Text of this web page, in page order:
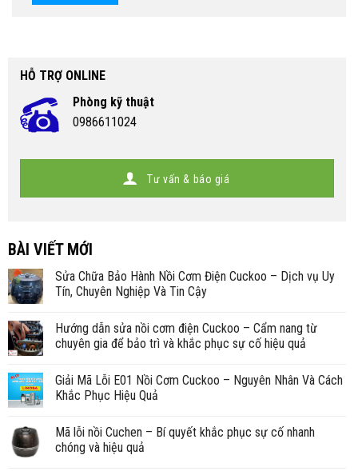
HỖ TRỢ ONLINE
Phòng kỹ thuật
0986611024
Tư vấn & báo giá
BÀI VIẾT MỚI
Sửa Chữa Bảo Hành Nồi Cơm Điện Cuckoo – Dịch vụ Uy
Tín, Chuyên Nghiệp Và Tin Cậy
Hướng dẫn sửa nồi cơm điện Cuckoo – Cẩm nang từ
chuyên gia để bảo trì và khắc phục sự cố hiệu quả
Giải Mã Lỗi E01 Nồi Cơm Cuckoo – Nguyên Nhân Và Cách
Khắc Phục Hiệu Quả
Mã lỗi nồi Cuchen – Bí quyết khắc phục sự cố nhanh
chóng và hiệu quả